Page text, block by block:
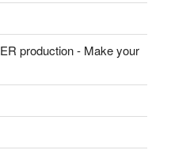
production - Make your